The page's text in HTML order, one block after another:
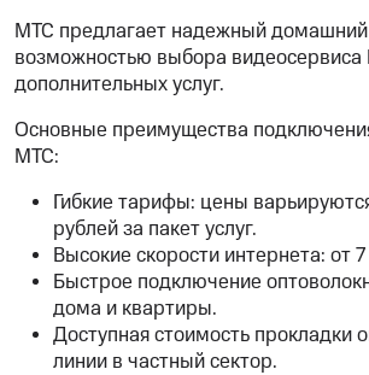
МТС предлагает надежный домашний
возможностью выбора видеосервиса
дополнительных услуг.
Основные преимущества
МТС:
Гибкие тарифы: цены
рублей за пакет услуг.
Высокие скорости интернета: от
Быстрое подключение
дома и квартиры.
Доступная стоимость прокладки
линии в частный сектор.